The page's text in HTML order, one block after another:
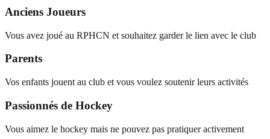
Anciens Joueurs
Vous avez joué au RPHCN et souhaitez garder le lien avec le club
Parents
Vos enfants jouent au club et vous voulez soutenir leurs activités
Passionnés de Hockey
Vous aimez le hockey mais ne pouvez pas pratiquer activement